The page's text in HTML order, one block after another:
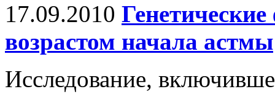
17.09.2010
возрастом начала астмы
Исследование,